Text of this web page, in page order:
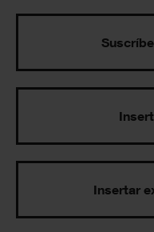
Insertar